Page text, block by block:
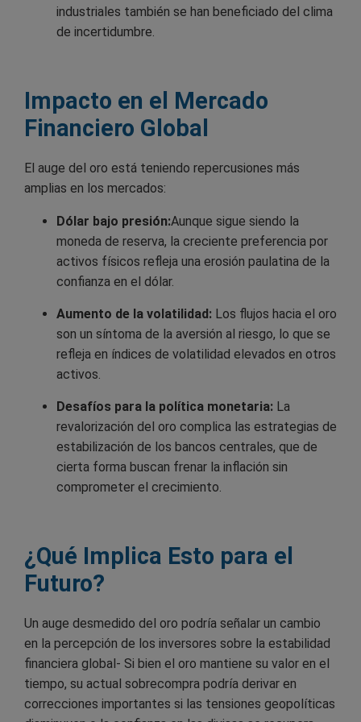
industriales también se han beneficiado del clima
de incertidumbre.
Impacto en el Mercado
Financiero Global
El auge del oro está teniendo repercusiones más
amplias en los mercados:
Dólar bajo presión:Aunque sigue siendo la
moneda de reserva, la creciente preferencia por
activos físicos refleja una erosión paulatina de la
confianza en el dólar.
Aumento de la volatilidad: Los flujos hacia el oro
son un síntoma de la aversión al riesgo, lo que se
refleja en índices de volatilidad elevados en otros
activos.
Desafíos para la política monetaria: La
revalorización del oro complica las estrategias de
estabilización de los bancos centrales, que de
cierta forma buscan frenar la inflación sin
comprometer el crecimiento.
¿Qué Implica Esto para el
Futuro?
Un auge desmedido del oro podría señalar un cambio
en la percepción de los inversores sobre la estabilidad
financiera global- Si bien el oro mantiene su valor en el
tiempo, su actual sobrecompra podría derivar en
correcciones importantes si las tensiones geopolíticas